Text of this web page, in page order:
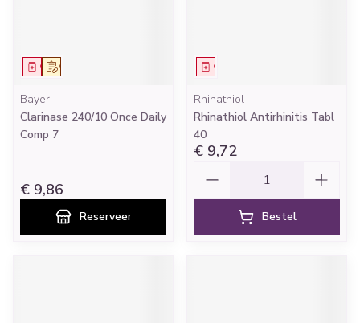
Op voorschrift
Geneesmiddel
Bayer
Clarinase 240/10 Once Daily
Comp 7
€ 9,86
Reserveer
Geneesmiddel
Rhinathiol
Rhinathiol Antirhinitis Tabl
40
€ 9,72
Bestel